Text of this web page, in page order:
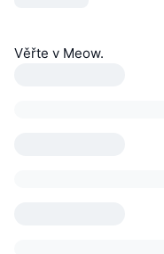
Věřte v Meow.